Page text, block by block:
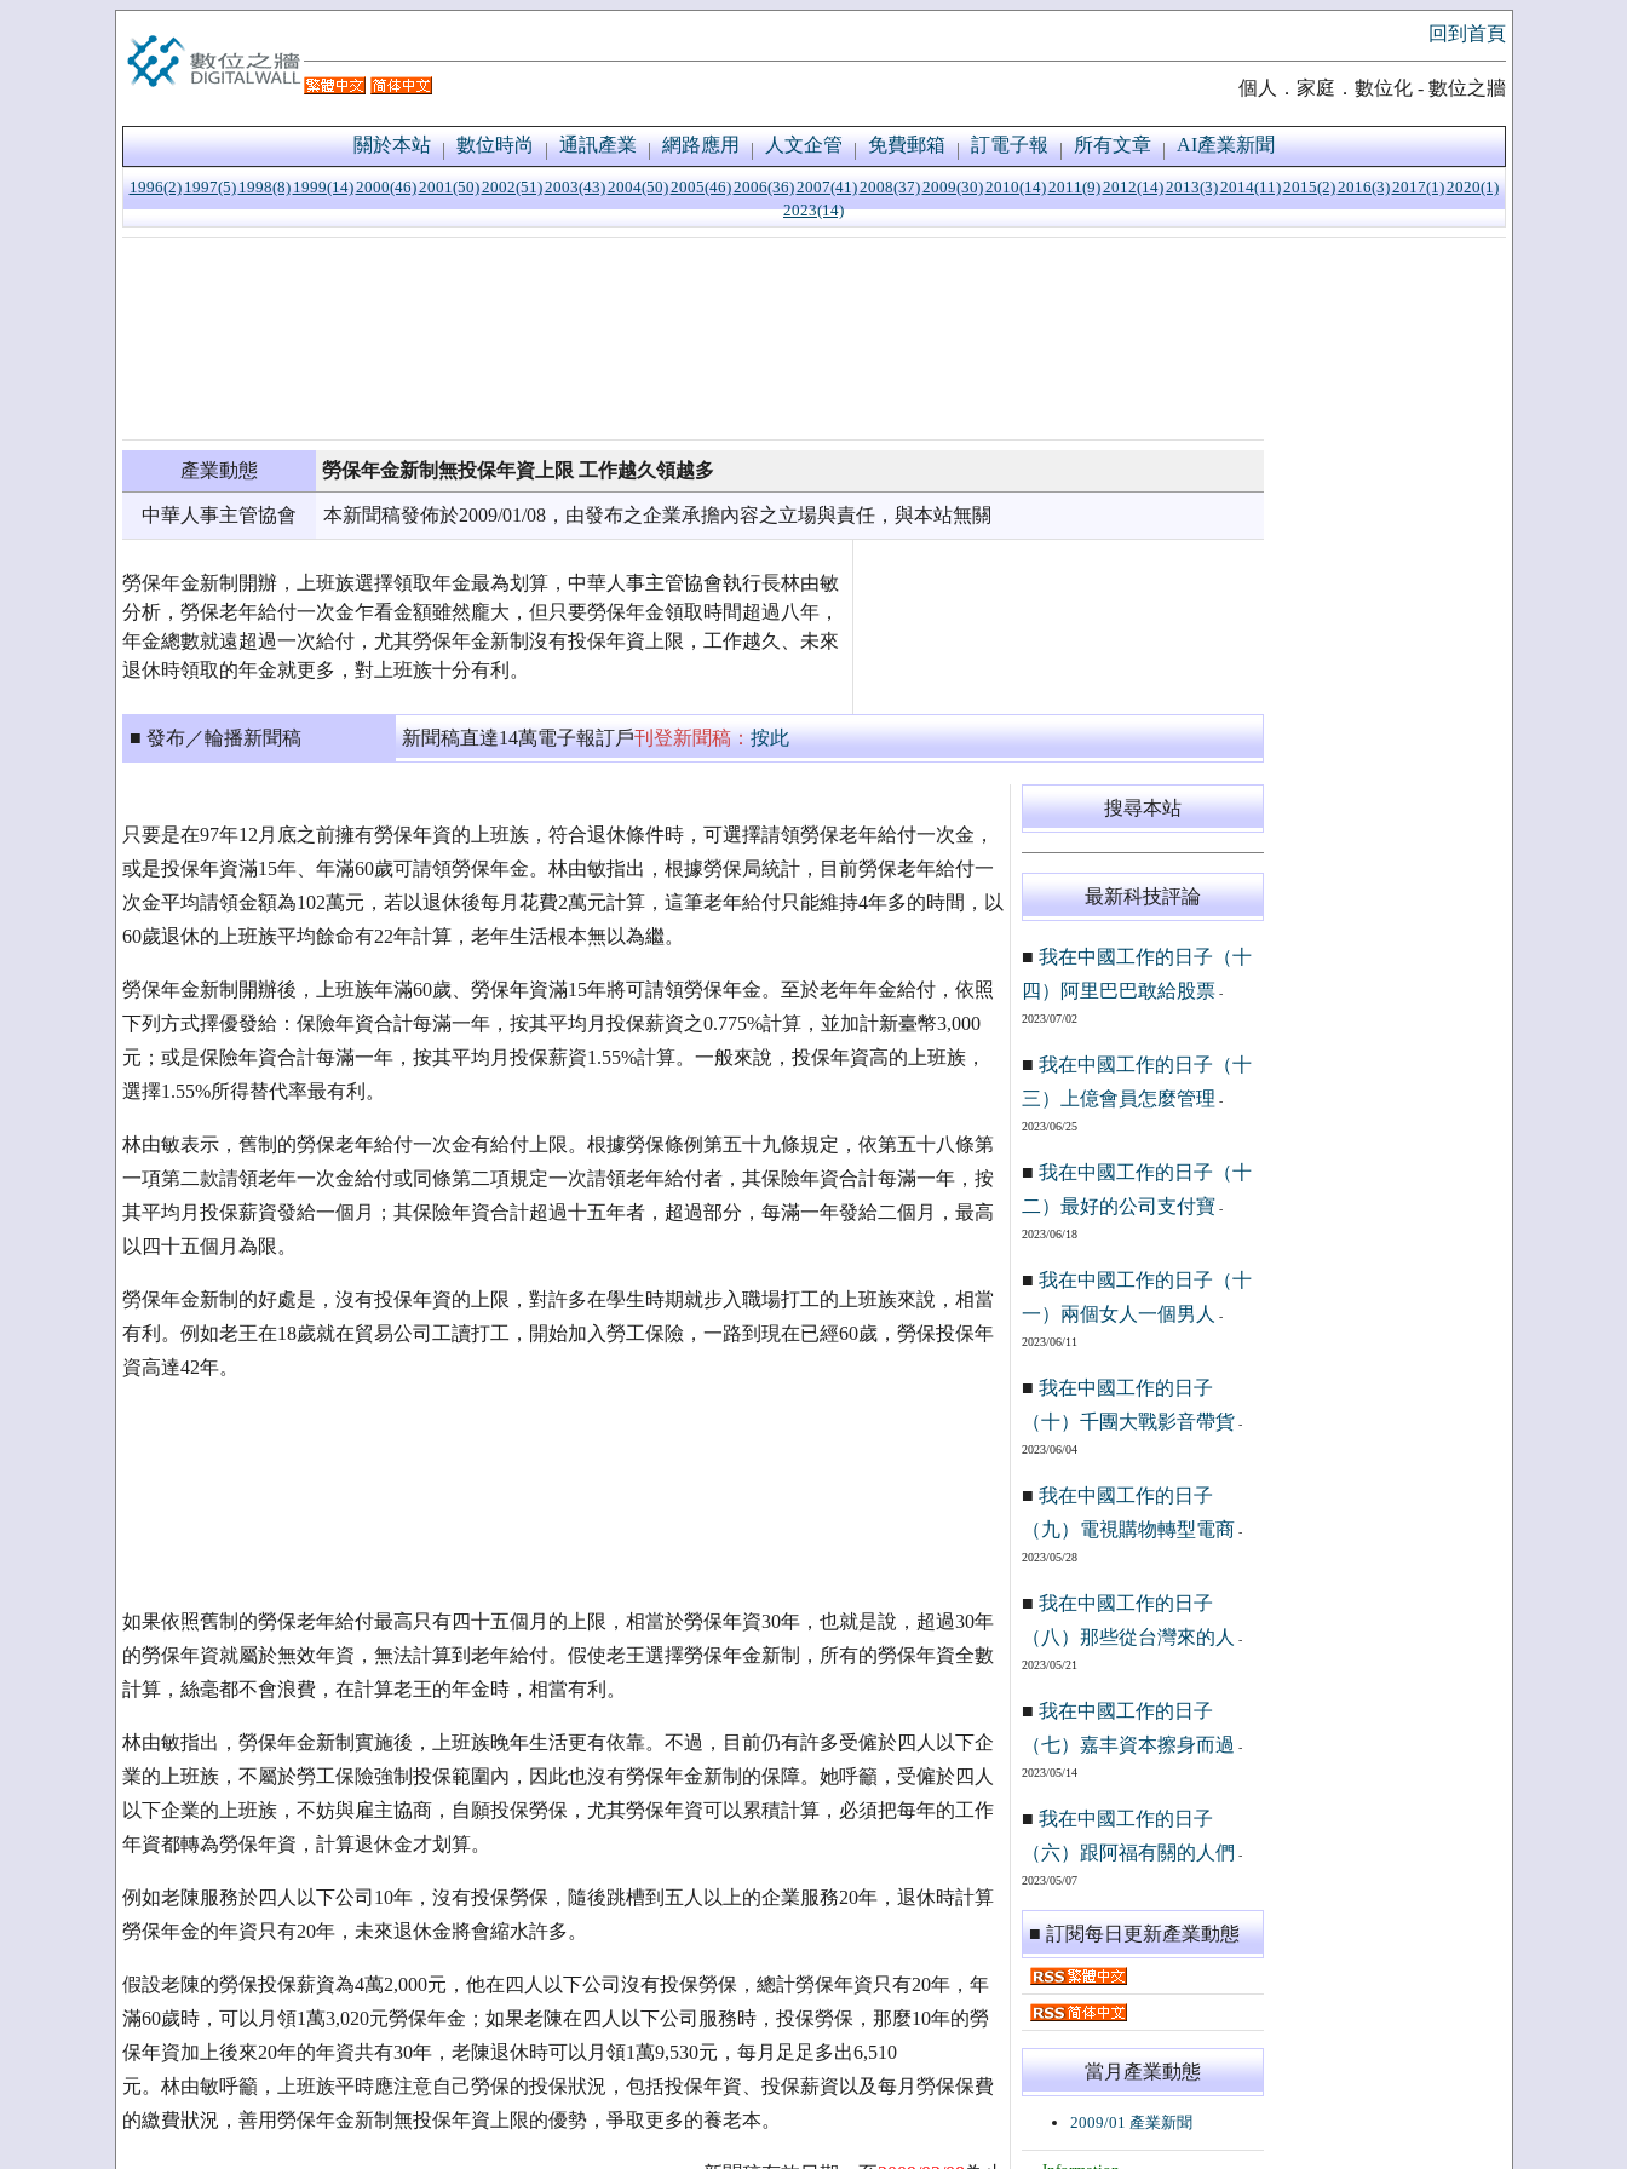
回到首頁
個人．家庭．數位化 - 數位之牆
關於本站 數位時尚 通訊產業 網路應用 人文企管 免費郵箱 訂電子報 所有文章 AI產業新聞
1996(2) 1997(5) 1998(8) 1999(14)2000(46)2001(50)2002(51)2003(43)2004(50)2005(46)2006(36)2007(41)2008(37)2009(30)2010(14)2011(9)2012(14)2013(3)2014(11)2015(2)2016(3)2017(1)2020(1)
2023(14)
產業動態 勞保年金新制無投保年資上限 工作越久領越多
中華人事主管協會 本新聞稿發佈於2009/01/08，由發布之企業承擔內容之立場與責任，與本站無關
勞保年金新制開辦，上班族選擇領取年金最為划算，中華人事主管協會執行長林由敏
分析，勞保老年給付一次金乍看金額雖然龐大，但只要勞保年金領取時間超過八年，
年金總數就遠超過一次給付，尤其勞保年金新制沒有投保年資上限，工作越久、未來
退休時領取的年金就更多，對上班族十分有利。
■ 發布／輪播新聞稿 新聞稿直達14萬電子報訂戶刊登新聞稿：按此
只要是在97年12月底之前擁有勞保年資的上班族，符合退休條件時，可選擇請領勞保老年給付一次金，
或是投保年資滿15年、年滿60歲可請領勞保年金。林由敏指出，根據勞保局統計，目前勞保老年給付一
次金平均請領金額為102萬元，若以退休後每月花費2萬元計算，這筆老年給付只能維持4年多的時間，以
60歲退休的上班族平均餘命有22年計算，老年生活根本無以為繼。
勞保年金新制開辦後，上班族年滿60歲、勞保年資滿15年將可請領勞保年金。至於老年年金給付，依照
下列方式擇優發給：保險年資合計每滿一年，按其平均月投保薪資之0.775%計算，並加計新臺幣3,000
元；或是保險年資合計每滿一年，按其平均月投保薪資1.55%計算。一般來說，投保年資高的上班族，
選擇1.55%所得替代率最有利。
林由敏表示，舊制的勞保老年給付一次金有給付上限。根據勞保條例第五十九條規定，依第五十八條第
一項第二款請領老年一次金給付或同條第二項規定一次請領老年給付者，其保險年資合計每滿一年，按
其平均月投保薪資發給一個月；其保險年資合計超過十五年者，超過部分，每滿一年發給二個月，最高
以四十五個月為限。
勞保年金新制的好處是，沒有投保年資的上限，對許多在學生時期就步入職場打工的上班族來說，相當
有利。例如老王在18歲就在貿易公司工讀打工，開始加入勞工保險，一路到現在已經60歲，勞保投保年
資高達42年。
如果依照舊制的勞保老年給付最高只有四十五個月的上限，相當於勞保年資30年，也就是說，超過30年
的勞保年資就屬於無效年資，無法計算到老年給付。假使老王選擇勞保年金新制，所有的勞保年資全數
計算，絲毫都不會浪費，在計算老王的年金時，相當有利。
林由敏指出，勞保年金新制實施後，上班族晚年生活更有依靠。不過，目前仍有許多受僱於四人以下企
業的上班族，不屬於勞工保險強制投保範圍內，因此也沒有勞保年金新制的保障。她呼籲，受僱於四人
以下企業的上班族，不妨與雇主協商，自願投保勞保，尤其勞保年資可以累積計算，必須把每年的工作
年資都轉為勞保年資，計算退休金才划算。
例如老陳服務於四人以下公司10年，沒有投保勞保，隨後跳槽到五人以上的企業服務20年，退休時計算
勞保年金的年資只有20年，未來退休金將會縮水許多。
假設老陳的勞保投保薪資為4萬2,000元，他在四人以下公司沒有投保勞保，總計勞保年資只有20年，年
滿60歲時，可以月領1萬3,020元勞保年金；如果老陳在四人以下公司服務時，投保勞保，那麼10年的勞
保年資加上後來20年的年資共有30年，老陳退休時可以月領1萬9,530元，每月足足多出6,510
元。林由敏呼籲，上班族平時應注意自己勞保的投保狀況，包括投保年資、投保薪資以及每月勞保保費
的繳費狀況，善用勞保年金新制無投保年資上限的優勢，爭取更多的養老本。
搜尋本站
最新科技評論
■ 我在中國工作的日子（十
四）阿里巴巴敢給股票-
2023/07/02
■ 我在中國工作的日子（十
三）上億會員怎麼管理 -
2023/06/25
■ 我在中國工作的日子（十
二）最好的公司支付寶 -
2023/06/18
■ 我在中國工作的日子（十
一）兩個女人一個男人
-
2023/06/11
■ 我在中國工作的日子
（十）千團大戰影音帶貨 -
2023/06/04
■ 我在中國工作的日子
（九）電視購物轉型電商 -
2023/05/28
■ 我在中國工作的日子
（八）那些從台灣來的人
-
2023/05/21
■ 我在中國工作的日子
（七）嘉丰資本擦身而過 -
2023/05/14
■ 我在中國工作的日子
（六）跟阿福有關的人們 -
2023/05/07
■ 訂閱每日更新產業動態
當月產業動態
2009/01 產業新聞